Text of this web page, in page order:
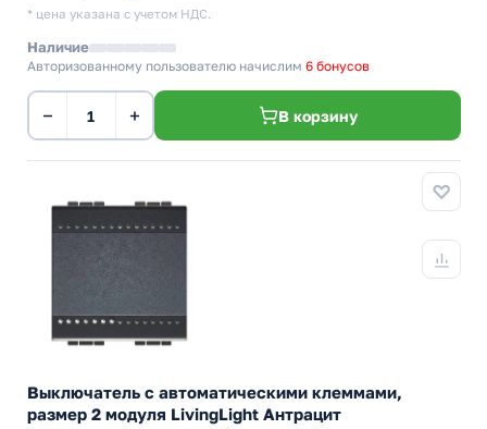
* цена указана с учетом НДС.
Наличие
Авторизованному пользователю начислим 6 бонусов
− + В корзину
Выключатель с автоматическими клеммами,
размер 2 модуля LivingLight Антрацит